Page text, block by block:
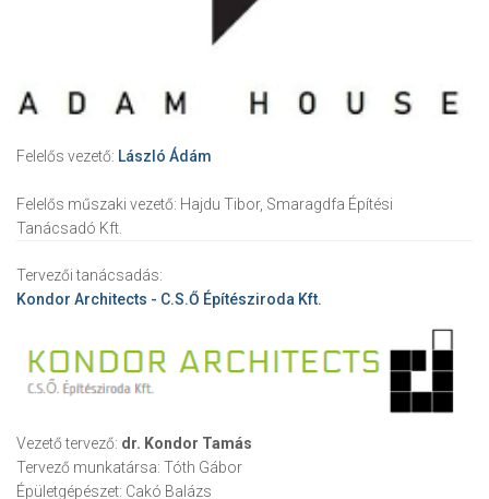
Felelős vezető: László Ádám
Felelős műszaki vezető: Hajdu Tibor, Smaragdfa Építési
Tanácsadó Kft.
Tervezői tanácsadás:
Kondor Architects - C.S.Ő Építésziroda Kft.
Vezető tervező: dr. Kondor Tamás
Tervező munkatársa: Tóth Gábor
Épületgépészet: Cakó Balázs